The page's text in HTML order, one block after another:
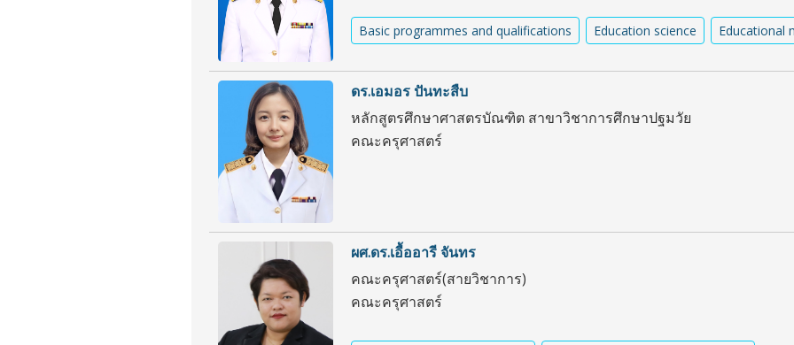
Basic programmes and qualifications Education science Educational
ดร.เอมอร ปันทะสืบ
หลักสูตรศึกษาศาสตรบัณฑิต สาขาวิชาการศึกษาปฐมวัย
คณะครุศาสตร์
ผศ.ดร.เอื้ออารี จันทร
คณะครุศาสตร์(สายวิชาการ)
คณะครุศาสตร์